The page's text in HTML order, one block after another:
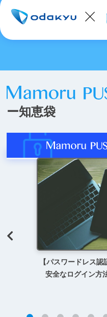
ー知恵袋
【パスワードレス認
安全なログイン方